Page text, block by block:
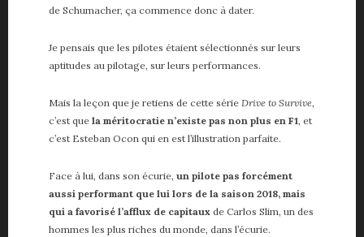
de Schumacher, ça commence donc à dater.
Je pensais que les pilotes étaient sélectionnés sur leurs
aptitudes au pilotage, sur leurs performances.
Mais la leçon que je retiens de cette série Drive to Survive,
c’est que la méritocratie n’existe pas non plus en F1, et
c’est Esteban Ocon qui en est l’illustration parfaite.
Face à lui, dans son écurie, un pilote pas forcément
aussi performant que lui lors de la saison 2018, mais
qui a favorisé l’afflux de capitaux de Carlos Slim, un des
hommes les plus riches du monde, dans l’écurie.